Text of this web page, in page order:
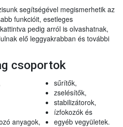
segítségével megismerhetik az
funkcióit, esetleges
pedig arról is olvashatnak,
elő leggyakrabban és további
csoportok
anyagok,
sűrítők,
zselésítők,
stabilizátorok,
ízfokozók és
egyéb vegyületek.